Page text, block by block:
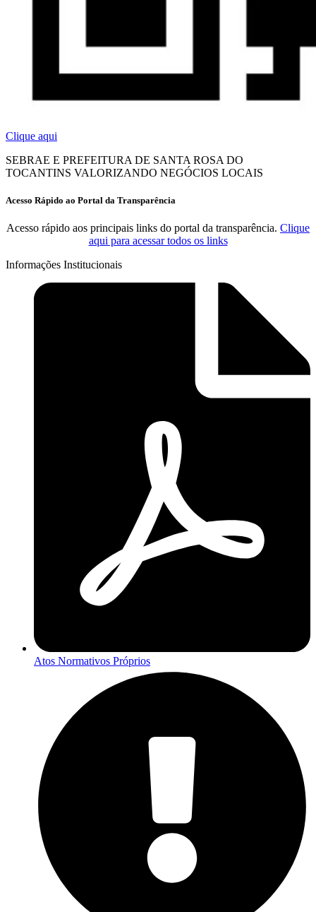
Clique aqui
SEBRAE E PREFEITURA DE SANTA ROSA DO
TOCANTINS VALORIZANDO NEGÓCIOS LOCAIS
Acesso Rápido ao Portal da Transparência
Acesso rápido aos principais links do portal da transparência. Clique
aqui para acessar todos os links
Informações Institucionais
Atos Normativos Próprios